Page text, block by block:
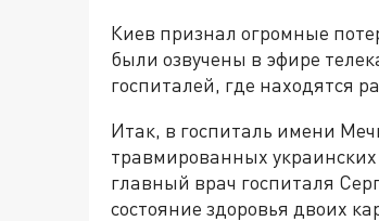
Киев признал огромные
были озвучены в эфире
госпиталей, где находятся
Итак, в госпиталь имени
травмированных
главный врач госпиталя
состояние здоровья двоих